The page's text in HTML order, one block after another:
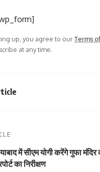
up, you agree to ourTerms
at any time.
में सीएम योगी करेंगे गुफा मंदिर
का निरीक्षण